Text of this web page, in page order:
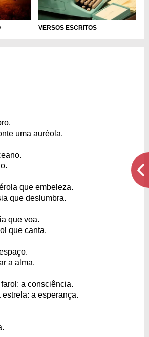
VERSOS ESCRITOS
uma auréola.
que embeleza.
que deslumbra.
que voa.
que canta.
a alma.
a consciência.
a esperança.